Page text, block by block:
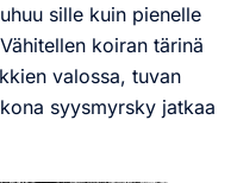
sille kuin pienelle
koiran tärinä
valossa, tuvan
syysmyrsky jatkaa